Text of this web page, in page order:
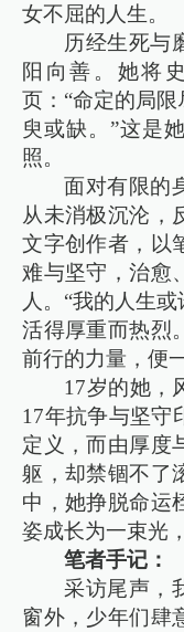
女不屈的人生。
历经生死与
阳向善。她将
页：“命定的局
臾或缺。”这是
照。
面对有限的
从未消极沉沦，
文字创作者，以
难与坚守，治愈
人。“我的人生
活得厚重而热烈
前行的力量，便
17岁的她，
17年抗争与坚守
定义，而由厚度
躯，却禁锢不了
中，她挣脱命运
姿成长为一束光
笔者手记：
采访尾声，
窗外，少年们肆